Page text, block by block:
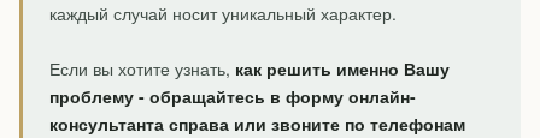
каждый случай носит уникальный характер.
Если вы хотите узнать, как решить именно Вашу
проблему - обращайтесь в форму онлайн-
консультанта справа или звоните по телефонам